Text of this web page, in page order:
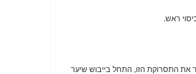
ראש.
את התסרוקת הזו, התחל בייבוש שיער